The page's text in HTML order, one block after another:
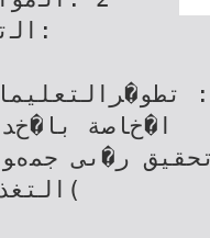
-‬اﻟﻐﺎﻳﺔ اﻻﺳ��اﺗﻴﺠﻴﺔ ‪ :
ا�خﺎﺻﺔ
اﻻﺳ��اﺗﻴﺠﻴﺔ ‪ :